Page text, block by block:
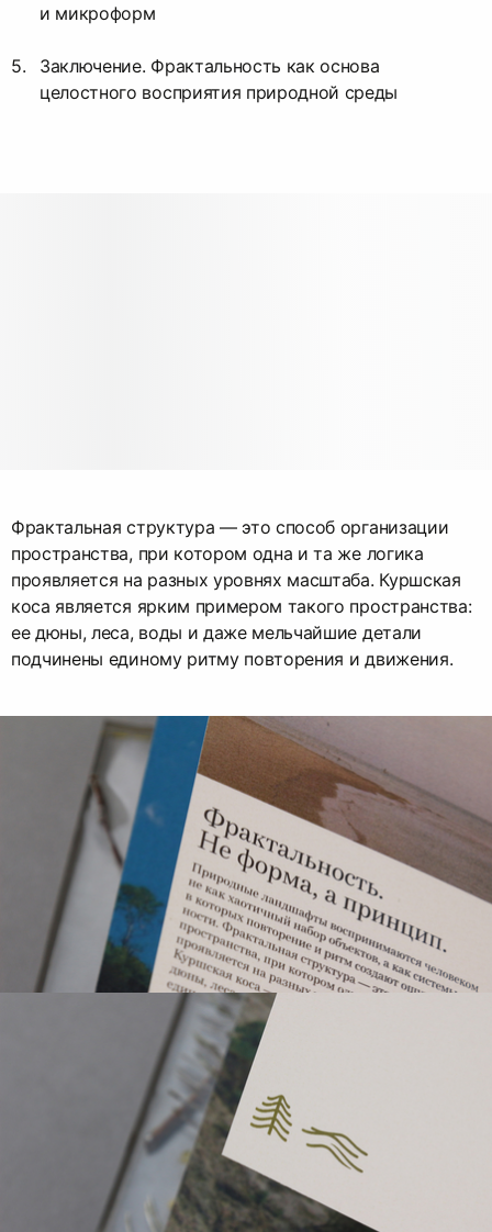
и микроформ
Заключение. Фрактальность как основа
целостного восприятия природной среды
Фрактальная структура — это способ организации
пространства, при котором одна и та же логика
проявляется на разных уровнях масштаба. Куршская
коса является ярким примером такого пространства:
ее дюны, леса, воды и даже мельчайшие детали
подчинены единому ритму повторения и движения.